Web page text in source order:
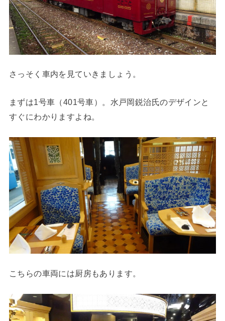
さっそく車内を見ていきましょう。
まずは1号車（401号車）。水戸岡鋭治氏のデザインと
すぐにわかりますよね。
こちらの車両には厨房もあります。